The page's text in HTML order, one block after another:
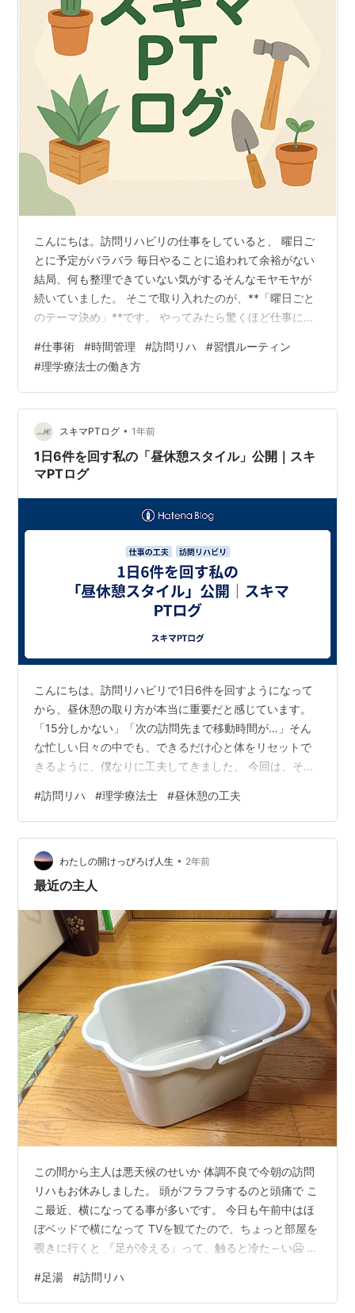
こんにちは。訪問リハビリの仕事をしていると、 曜日ご
とに予定がバラバラ 毎日やることに追われて余裕がない
結局、何も整理できていない気がするそんなモヤモヤが
続いていました。 そこで取り入れたのが、**「曜日ごと
のテーマ決め」**です。 やってみたら驚くほど仕事にメ
ぐんと改善。今回は、そんな私の「曜日別テーマ仕事
術」をご紹介します。 ✅なぜテーマを決めたのか？ 日々
の仕事は、リズムがないと疲れやすく、効率も下がりま
す。毎日同じようにがんばっているのに「達成感がな
い」「ずっと忙しい」と感じていたのは、**“目的の見え
ない働き方”**になっていたから…
#仕事術 #時間管理 #訪問リハ #習慣ルーティン
#理学療法士の働き方
スキマPTログ • 1年前
1日6件を回す私の「昼休憩スタイル」公開｜スキ
マPTログ
こんにちは。訪問リハビリで1日6件を回すようになって
から、昼休憩の取り方が本当に重要だと感じています。
「15分しかない」「次の訪問先まで移動時間が…」そん
な忙しい日々の中でも、できるだけ心と体をリセットで
きるように、僕なりに工夫してきました。 今回は、そん
日の流れと昼休憩のタイミング 私の勤務スタイルは、 朝
9:00から訪問スタート 6件訪問（移動含めて1件約1時
間） 昼休憩は基本的に【12:00〜13:00】の60分 とはい
え、訪問時間や移動状況によって前後するので「正確な
休憩」は取りづらいのが現実です。 🍱昼休憩スタイル
#訪問リハ #理学療法士 #昼休憩の工夫
わたしの開けっぴろげ人生 • 2年前
最近の主人
この間から主人は悪天候のせいか 体調不良で今朝の訪問
リハもお休みしました。 頭がフラフラするのと頭痛で こ
こ最近、横になってる事が多いです。 今日も午前中はほ
ぼベッドで横になって TVを観てたので、ちょっと部屋を
覗きに行くと 『足が冷える』って、触ると冷た～い🥶 足
入れられる長方形のバケツを買ってきた🎵 そしてリラッ
クス効果があるラベンダーの入浴剤も一緒に。 早速お湯
#足湯 #訪問リハ